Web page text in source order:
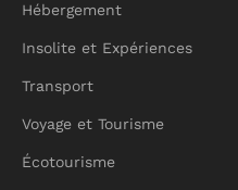
Hébergement
Insolite et Expériences
Transport
Voyage et Tourisme
Écotourisme